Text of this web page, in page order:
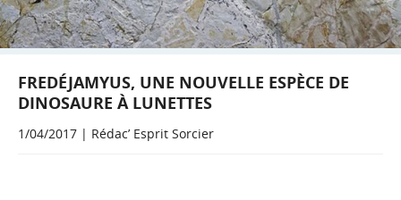
FREDÉJAMYUS, UNE NOUVELLE ESPÈCE DE
DINOSAURE À LUNETTES
1/04/2017 | Rédac’ Esprit Sorcier